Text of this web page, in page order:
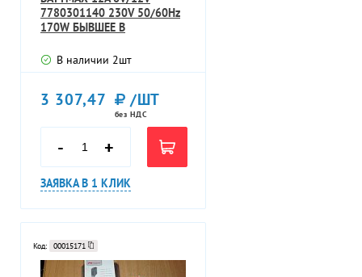
7780301140 230V 50/60Hz
170W БЫВШЕЕ В
В наличии 2шт
3 307,47 /ШТ
без НДС
- +
ЗАЯВКА В 1 КЛИК
Код: 00015171